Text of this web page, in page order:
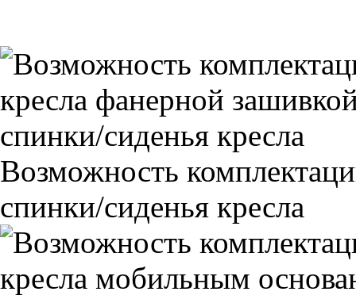
Возможность
спинки/сиденья кресла